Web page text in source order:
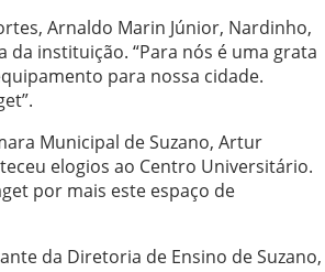
Arnaldo Marin Júnior, Nardinho,
da instituição. “Para nós é uma grata
para nossa cidade.
Municipal de Suzano, Artur
elogios ao Centro Universitário.
por mais este espaço de
da Diretoria de Ensino de Suzano,